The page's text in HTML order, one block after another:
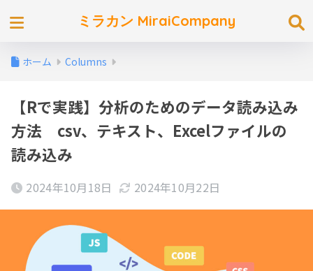
ミラカン MiraiCompany
ホーム Columns
【Rで実践】分析のためのデータ読み込み
方法 csv、テキスト、Excelファイルの
読み込み
2024年10月18日 2024年10月22日